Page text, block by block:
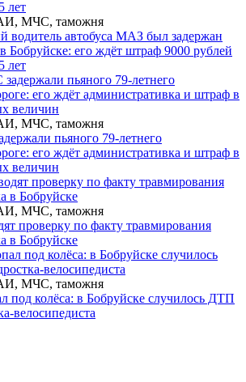
МЧС, таможня
водитель автобуса МАЗ был задержан
Бобруйске: его ждёт штраф 9000 рублей
лет
МЧС, таможня
пьяного 79-летнего
его ждёт административка и штраф в
величин
МЧС, таможня
проверку по факту травмирования
в Бобруйске
МЧС, таможня
под колёса: в Бобруйске случилось ДТП
велосипедиста